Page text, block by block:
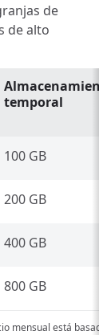
de
de alto
temporal
100 GB
200 GB
400 GB
800 GB
mensual está